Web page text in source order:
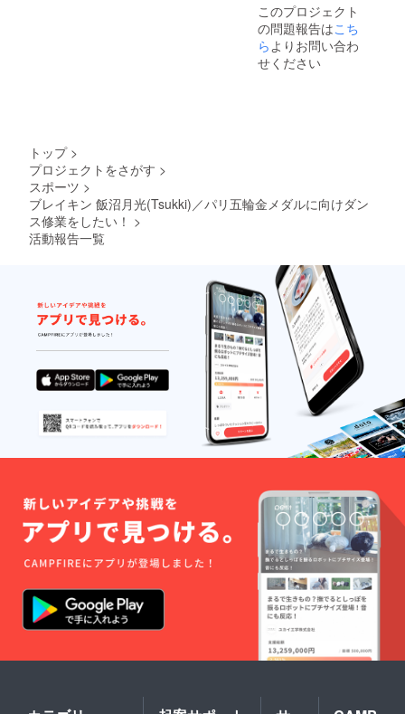
ますの
で、何
卒ご了
承くだ
ンは変
更にな
る場合
がござ
いま
す。 ※
ご支援
キャン
セル・
交換
は、対
応いた
しかね
ますの
で、何
卒ご了
承くだ
さい。
ござい
ます。
※日時及
び場所
につい
なりま
す。 ※
金・
キャン
セル・
交換
は、対
応いた
しかね
ますの
で、何
卒ご了
承くだ
さい。
このプロジェクト
の問題報告はこち
ら よりお問い合わ
せください
トップ >
プロジェクトをさがす >
スポーツ >
ブレイキン 飯沼月光(Tsukki)／パリ五輪金メダルに向けダン
ス修業をしたい！ >
活動報告一覧